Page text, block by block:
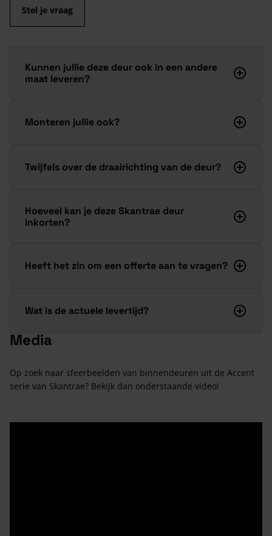
Stel je vraag
Kunnen jullie deze deur ook in een andere
maat leveren?
Monteren jullie ook?
Twijfels over de draairichting van de deur?
Hoeveel kan je deze Skantrae deur
inkorten?
Heeft het zin om een offerte aan te vragen?
Wat is de actuele levertijd?
Media
Op zoek naar sfeerbeelden van binnendeuren uit de Accent
serie van Skantrae? Bekijk dan onderstaande video!